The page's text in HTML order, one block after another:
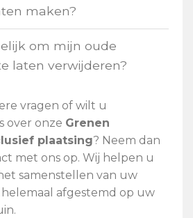
maken?
om mijn oude
laten verwijderen?
vragen of wilt u
over onze Grenen
plaatsing? Neem dan
met ons op. Wij helpen u
samenstellen van uw
afgestemd op uw